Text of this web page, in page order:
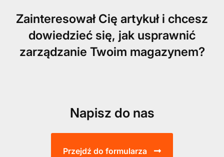
Zainteresował Cię artykuł i chcesz
dowiedzieć się, jak usprawnić
zarządzanie Twoim magazynem?
Napisz do nas
Przejdź do formularza